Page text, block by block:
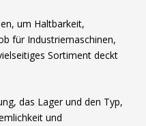
um Haltbarkeit,
für Industriemaschinen,
Sortiment deckt
das Lager und den Typ,
und